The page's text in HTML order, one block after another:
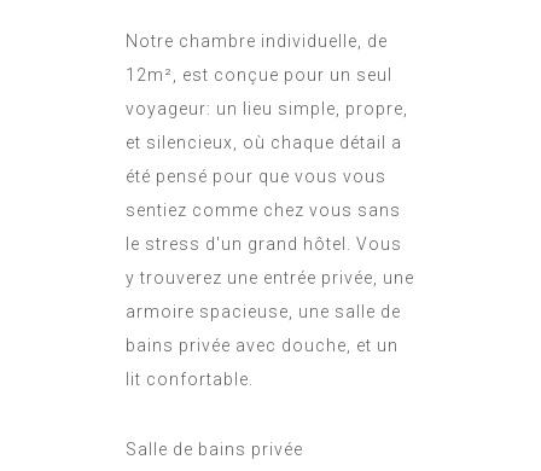
Notre chambre individuelle, de
12m², est conçue pour un seul
voyageur: un lieu simple, propre,
et silencieux, où chaque détail a
été pensé pour que vous vous
sentiez comme chez vous sans
le stress d'un grand hôtel. Vous
y trouverez une entrée privée, une
armoire spacieuse, une salle de
bains privée avec douche, et un
lit confortable.
Salle de bains privée